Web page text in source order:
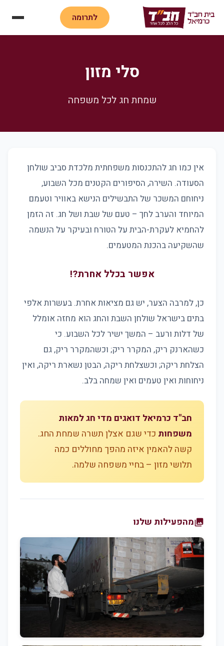
לתרומה
סלי מזון
שמחת חג לכל משפחה
אין כמו חג להתכנסות משפחתית מלכדת סביב שולחן
הסעודה. השירה, הסיפורים הקטנים מכל השבוע,
ניחוחם המשכר של התבשילים הנישא באוויר וטעמם
המיוחד והערב לחך – טעם של שבת ושל חג. זה הזמן
להחמיא לעקרת-הבית על הטורח ובעיקר על הנשמה
שהשקיעה בהכנת המטעמים.
אפשר בכלל אחרת?!
כן, למרבה הצער, יש גם מציאות אחרת. בעשרות אלפי
בתים בישראל שולחן השבת והחג הוא מחזה אומלל
של דלות ורעב – המשך ישיר לכל השבוע. כי
כשהארנק ריק, המקרר ריק; וכשהמקרר ריק, גם
הצלחת ריקה; וכשצלחת ריקה, הבטן נשארת ריקה, ואין
ניחוחות ואין טעמים ואין שמחה בלב.
חב"ד כרמיאל דואגים מדי חג למאות
משפחות כדי שגם אצלן תשרה שמחת החג.
קשה להאמין איזה מהפך מחוללים כמה
תלושי מזון – בחיי משפחה שלמה.
photo_libraryמהפעילות שלנו